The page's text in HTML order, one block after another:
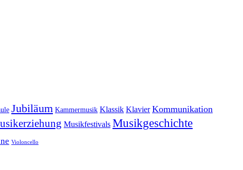
Jubiläum Kammermusik Klassik Klavier Kommunikation
Musikfestivals Musikgeschichte
Violoncello